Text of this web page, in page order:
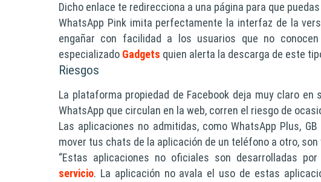
Dicho enlace te redirecciona a una página para que
WhatsApp Pink imita perfectamente la interfaz de la
engañar con facilidad a los usuarios que no
especializado Gadgets quien alerta la descarga de este
Riesgos
La plataforma propiedad de Facebook deja muy claro
WhatsApp que circulan en la web, corren el riesgo de
Las aplicaciones no admitidas, como WhatsApp Plus,
mover tus chats de la aplicación de un teléfono a otro,
“Estas aplicaciones no oficiales son desarrolladas
servicio. La aplicación no avala el uso de estas